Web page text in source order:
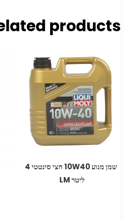
products
‏ שמן מנוע ‏10W40 חצי סינטטי 4
ליטר LM